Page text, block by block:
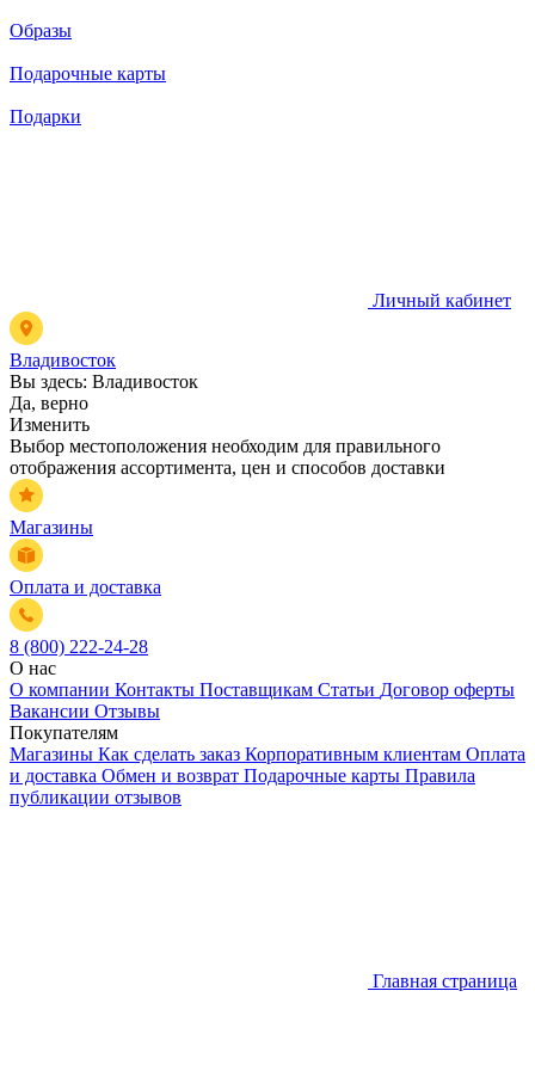
Образы
Подарочные карты
Подарки
Личный кабинет
Владивосток
Вы здесь: Владивосток
Да, верно
Изменить
Выбор местоположения необходим для правильного
отображения ассортимента, цен и способов доставки
Магазины
Оплата и доставка
8 (800) 222-24-28
О нас
О компании Контакты Поставщикам Статьи Договор оферты
Вакансии Отзывы
Покупателям
Магазины Как сделать заказ Корпоративным клиентам Оплата
и доставка Обмен и возврат Подарочные карты Правила
публикации отзывов
Главная страница